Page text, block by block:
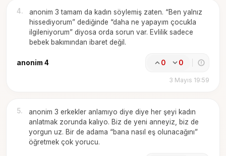
4.
anonim 3 tamam da kadın söylemiş zaten. “Ben yalnız
hissediyorum” dediğinde “daha ne yapayım çocukla
ilgileniyorum” diyosa orda sorun var. Evlilik sadece
bebek bakımından ibaret değil.
anonim 4 0 0
3 Mayıs 19:59
5.
anonim 3 erkekler anlamıyo diye diye her şeyi kadın
anlatmak zorunda kalıyo. Biz de yeni anneyiz, biz de
yorgun uz. Bir de adama “bana nasıl eş olunacağını”
öğretmek çok yorucu.